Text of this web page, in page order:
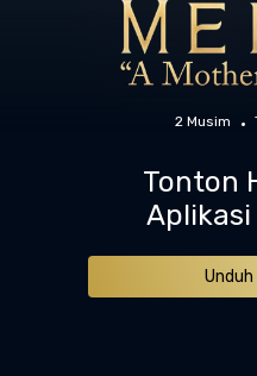
2 Musim
Tonton
Aplikasi